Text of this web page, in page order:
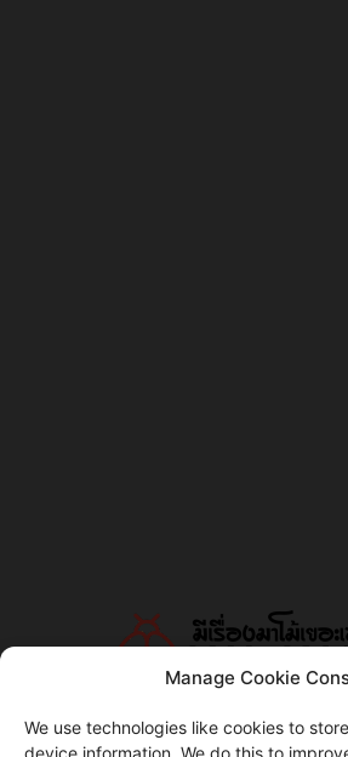
Manage Cookie
We use technologies like cookies to
device information. We do this to